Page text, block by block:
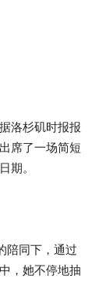
洛杉矶时报报
席了一场简短
期。
陪同下，通过
，她不停地抽